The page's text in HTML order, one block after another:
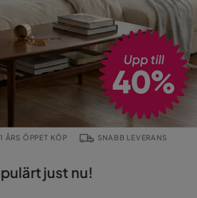
1 ÅRS ÖPPET KÖP SNABB LEVERANS
just nu!